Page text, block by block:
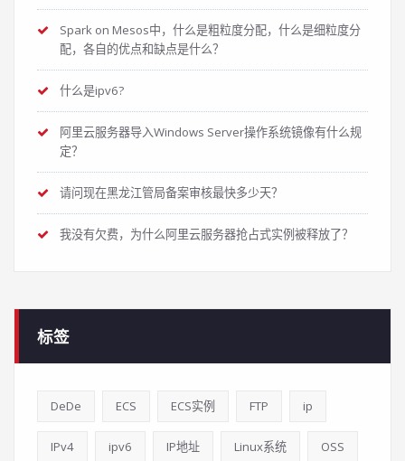
Spark on Mesos中，什么是粗粒度分配，什么是细粒度分
配，各自的优点和缺点是什么？
什么是ipv6?
阿里云服务器导入Windows Server操作系统镜像有什么规
定？
请问现在黑龙江管局备案审核最快多少天？
我没有欠费，为什么阿里云服务器抢占式实例被释放了？
标签
DeDe ECS ECS实例 FTP ip
IPv4 ipv6 IP地址 Linux系统 OSS